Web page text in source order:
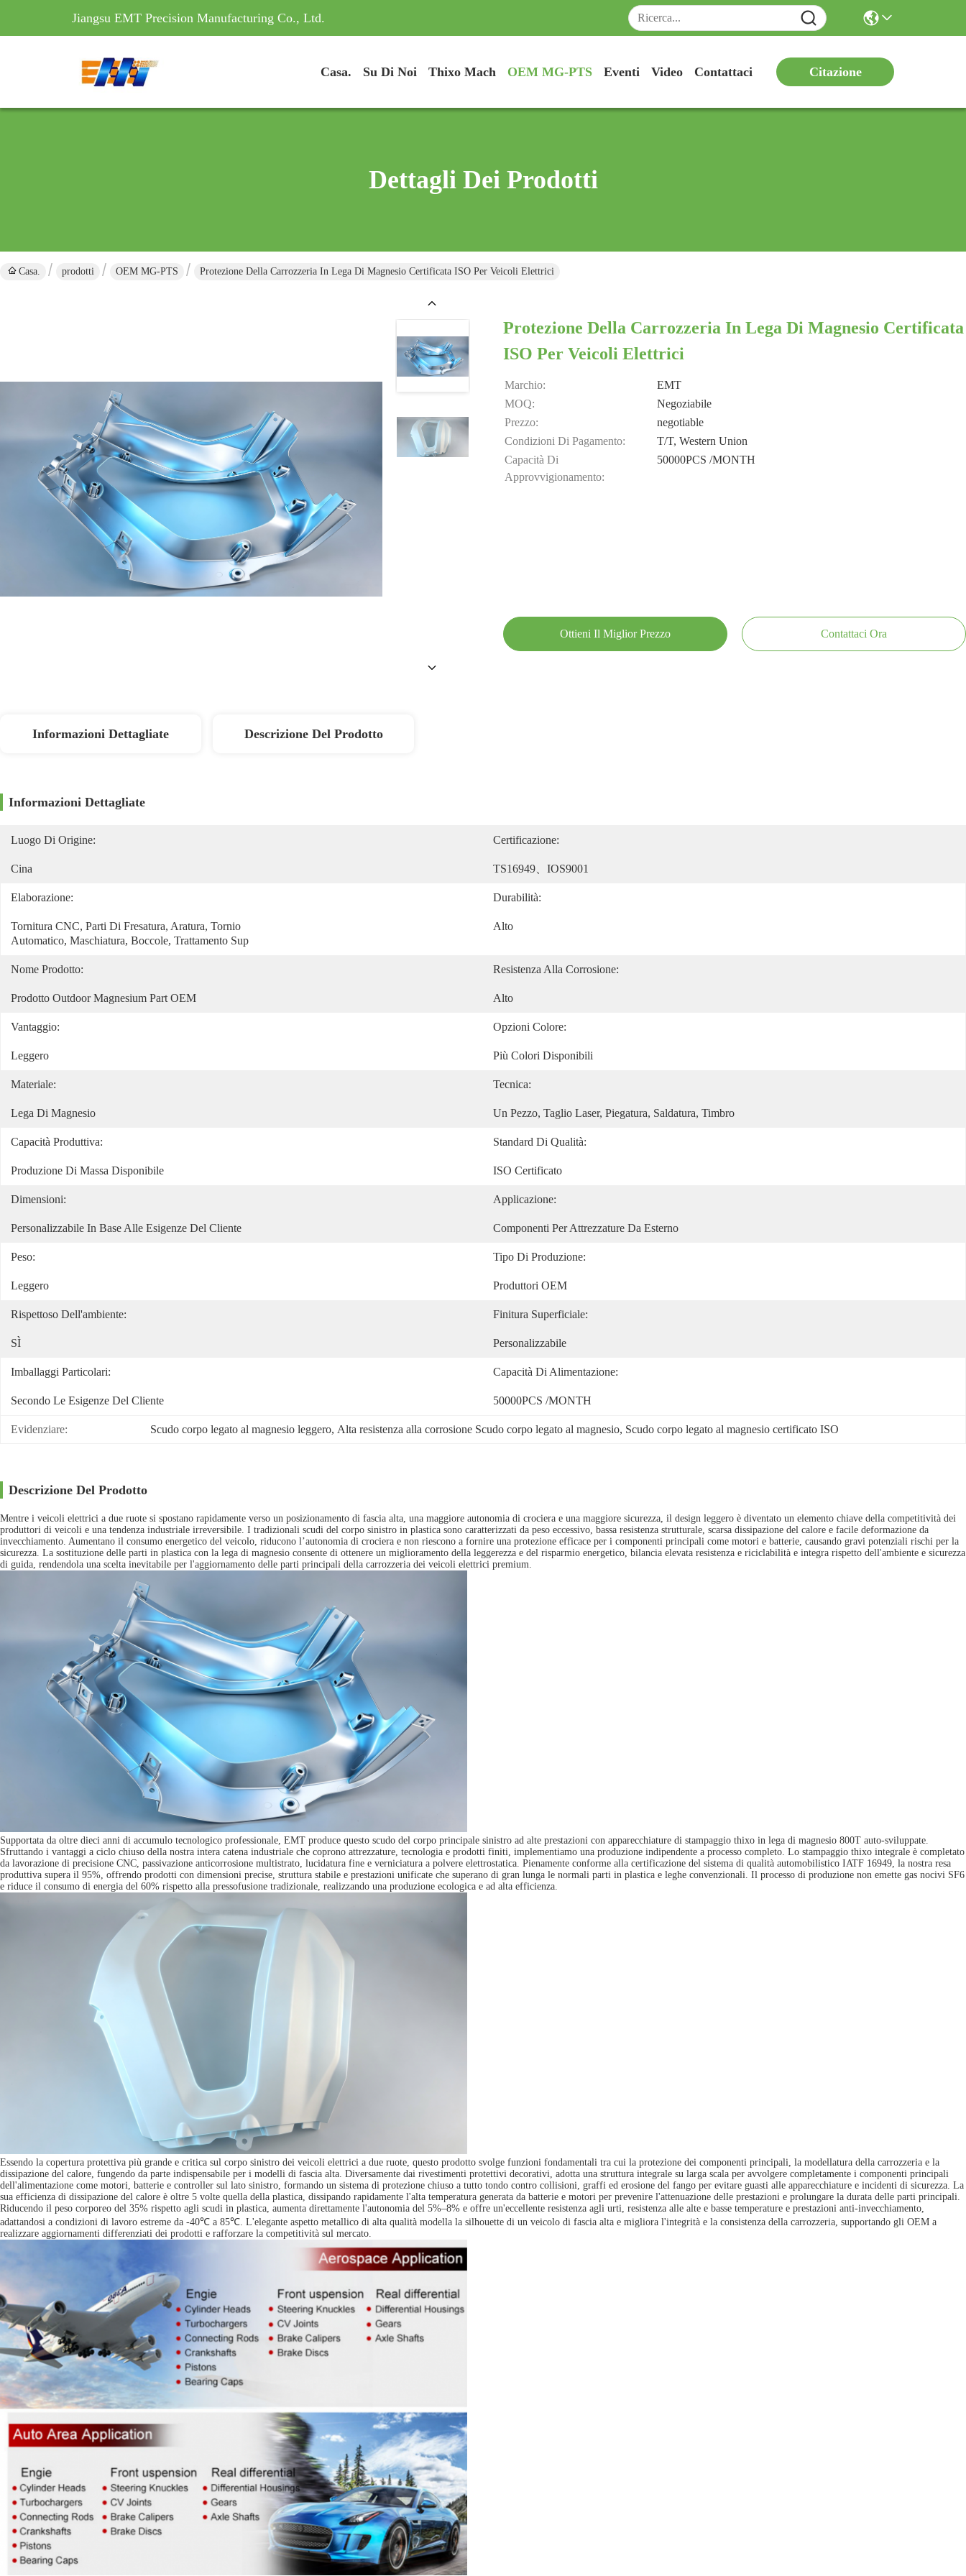
Jiangsu EMT Precision Manufacturing Co., Ltd.
Casa. Su Di Noi Thixo Mach OEM MG-PTS Eventi Video Contattaci Citazione
Dettagli Dei Prodotti
Casa. prodotti OEM MG-PTS Protezione Della Carrozzeria In Lega Di Magnesio Certificata ISO Per Veicoli Elettrici
Protezione Della Carrozzeria In Lega Di Magnesio Certificata
ISO Per Veicoli Elettrici
Marchio:
EMT
MOQ:
Negoziabile
Prezzo:
negotiable
Condizioni Di Pagamento:
T/T, Western Union
Capacità Di
Approvvigionamento:
50000PCS /MONTH
Ottieni Il Miglior Prezzo Contattaci Ora
Informazioni Dettagliate Descrizione Del Prodotto
Informazioni Dettagliate
Luogo Di Origine:
Cina
Certificazione:
TS16949、IOS9001
Elaborazione:
Tornitura CNC, Parti Di Fresatura, Aratura, Tornio
Automatico, Maschiatura, Boccole, Trattamento Sup
Durabilità:
Alto
Nome Prodotto:
Prodotto Outdoor Magnesium Part OEM
Resistenza Alla Corrosione:
Alto
Vantaggio:
Leggero
Opzioni Colore:
Più Colori Disponibili
Materiale:
Lega Di Magnesio
Tecnica:
Un Pezzo, Taglio Laser, Piegatura, Saldatura, Timbro
Capacità Produttiva:
Produzione Di Massa Disponibile
Standard Di Qualità:
ISO Certificato
Dimensioni:
Personalizzabile In Base Alle Esigenze Del Cliente
Applicazione:
Componenti Per Attrezzature Da Esterno
Peso:
Leggero
Tipo Di Produzione:
Produttori OEM
Rispettoso Dell'ambiente:
SÌ
Finitura Superficiale:
Personalizzabile
Imballaggi Particolari:
Secondo Le Esigenze Del Cliente
Capacità Di Alimentazione:
50000PCS /MONTH
Evidenziare: Scudo corpo legato al magnesio leggero, Alta resistenza alla corrosione Scudo corpo legato al magnesio, Scudo corpo legato al magnesio certificato ISO
Descrizione Del Prodotto
Mentre i veicoli elettrici a due ruote si spostano rapidamente verso un posizionamento di fascia alta, una maggiore autonomia di crociera e una maggiore sicurezza, il design leggero è diventato un elemento chiave della competitività dei
produttori di veicoli e una tendenza industriale irreversibile. I tradizionali scudi del corpo sinistro in plastica sono caratterizzati da peso eccessivo, bassa resistenza strutturale, scarsa dissipazione del calore e facile deformazione da
invecchiamento. Aumentano il consumo energetico del veicolo, riducono l’autonomia di crociera e non riescono a fornire una protezione efficace per i componenti principali come motori e batterie, causando gravi potenziali rischi per la
sicurezza. La sostituzione delle parti in plastica con la lega di magnesio consente di ottenere un miglioramento della leggerezza e del risparmio energetico, bilancia elevata resistenza e riciclabilità e integra rispetto dell'ambiente e sicurezza
di guida, rendendola una scelta inevitabile per l'aggiornamento delle parti principali della carrozzeria dei veicoli elettrici premium.
Supportata da oltre dieci anni di accumulo tecnologico professionale, EMT produce questo scudo del corpo principale sinistro ad alte prestazioni con apparecchiature di stampaggio thixo in lega di magnesio 800T auto-sviluppate.
Sfruttando i vantaggi a ciclo chiuso della nostra intera catena industriale che coprono attrezzature, tecnologia e prodotti finiti, implementiamo una produzione indipendente a processo completo. Lo stampaggio thixo integrale è completato
da lavorazione di precisione CNC, passivazione anticorrosione multistrato, lucidatura fine e verniciatura a polvere elettrostatica. Pienamente conforme alla certificazione del sistema di qualità automobilistico IATF 16949, la nostra resa
produttiva supera il 95%, offrendo prodotti con dimensioni precise, struttura stabile e prestazioni unificate che superano di gran lunga le normali parti in plastica e leghe convenzionali. Il processo di produzione non emette gas nocivi SF6
e riduce il consumo di energia del 60% rispetto alla pressofusione tradizionale, realizzando una produzione ecologica e ad alta efficienza.
Essendo la copertura protettiva più grande e critica sul corpo sinistro dei veicoli elettrici a due ruote, questo prodotto svolge funzioni fondamentali tra cui la protezione dei componenti principali, la modellatura della carrozzeria e la
dissipazione del calore, fungendo da parte indispensabile per i modelli di fascia alta. Diversamente dai rivestimenti protettivi decorativi, adotta una struttura integrale su larga scala per avvolgere completamente i componenti principali
dell'alimentazione come motori, batterie e controller sul lato sinistro, formando un sistema di protezione chiuso a tutto tondo contro collisioni, graffi ed erosione del fango per evitare guasti alle apparecchiature e incidenti di sicurezza. La
sua efficienza di dissipazione del calore è oltre 5 volte quella della plastica, dissipando rapidamente l'alta temperatura generata da batterie e motori per prevenire l'attenuazione delle prestazioni e prolungare la durata delle parti principali.
Riducendo il peso corporeo del 35% rispetto agli scudi in plastica, aumenta direttamente l'autonomia del 5%–8% e offre un'eccellente resistenza agli urti, resistenza alle alte e basse temperature e prestazioni anti-invecchiamento,
adattandosi a condizioni di lavoro estreme da -40℃ a 85℃. L'elegante aspetto metallico di alta qualità modella la silhouette di un veicolo di fascia alta e migliora l'integrità e la consistenza della carrozzeria, supportando gli OEM a
realizzare aggiornamenti differenziati dei prodotti e rafforzare la competitività sul mercato.